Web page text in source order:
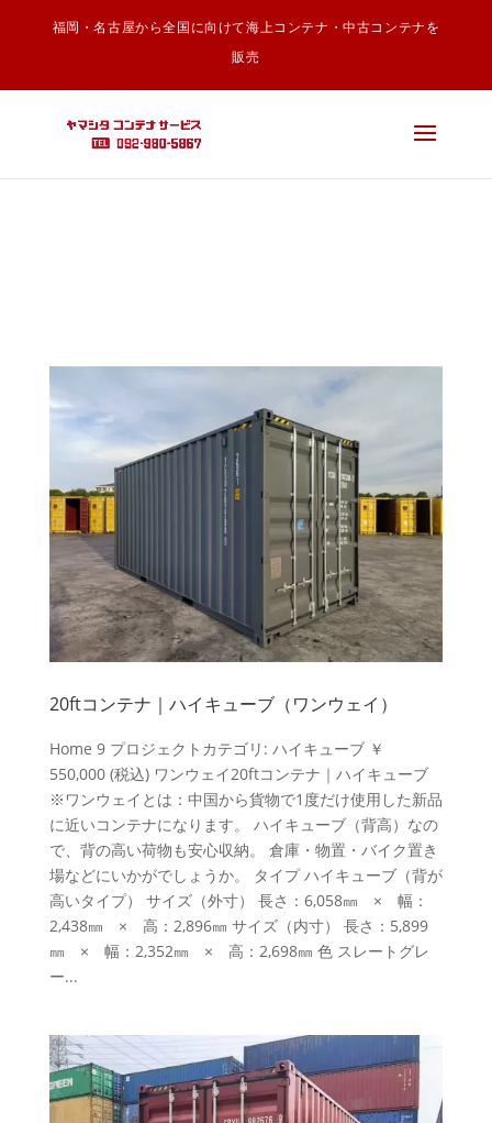
Warning: Undefined array key "google-recaptcha" in
/home/c5911497/public_html/ycs.co.jp/wp-
content/themes/Divi/includes/builder/feature/JQueryBody.php
福岡・名古屋から全国に向けて海上コンテナ・中古コンテナを
販売
20ftコンテナ｜ハイキューブ（ワンウェイ）
Home 9 プロジェクトカテゴリ: ハイキューブ ￥
550,000 (税込) ワンウェイ20ftコンテナ｜ハイキューブ
※ワンウェイとは：中国から貨物で1度だけ使用した新品
に近いコンテナになります。 ハイキューブ（背高）なの
で、背の高い荷物も安心収納。 倉庫・物置・バイク置き
場などにいかがでしょうか。 タイプ ハイキューブ（背が
高いタイプ） サイズ（外寸） 長さ：6,058㎜ × 幅：
2,438㎜ × 高：2,896㎜ サイズ（内寸） 長さ：5,899
㎜ × 幅：2,352㎜ × 高：2,698㎜ 色 スレートグレ
ー...